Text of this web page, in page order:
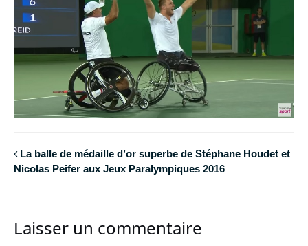
La balle de médaille d’or superbe de Stéphane Houdet et
Nicolas Peifer aux Jeux Paralympiques 2016
Laisser un commentaire